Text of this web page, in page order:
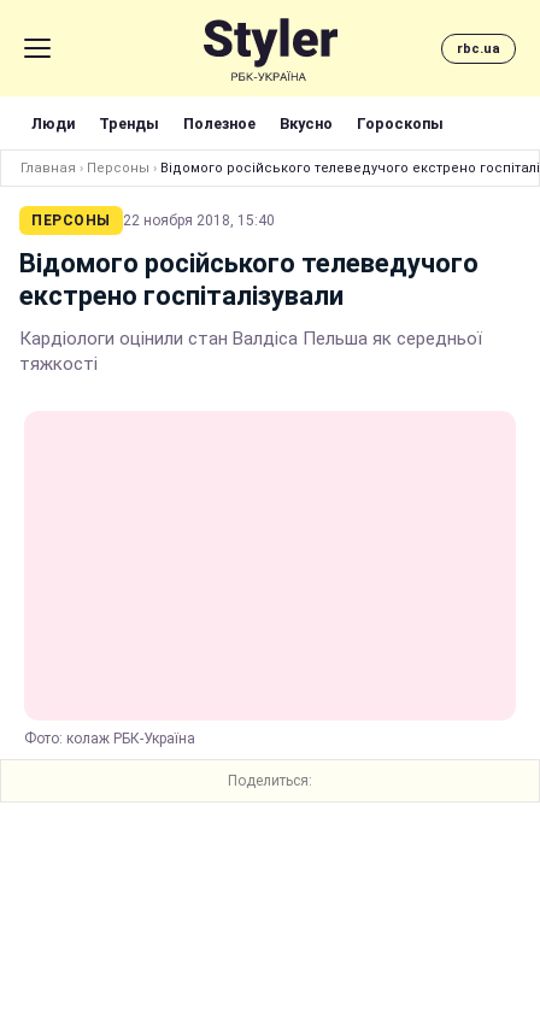
rbc.ua
Люди Тренды Полезное Вкусно Гороскопы
Главная › Персоны › Відомого російського телеведучого екстрено
ПЕРСОНЫ 22 ноября 2018, 15:40
Відомого російського телеведучого
екстрено госпіталізували
Кардіологи оцінили стан Валдіса Пельша як середньої
тяжкості
Фото: колаж РБК-Україна
Поделиться: